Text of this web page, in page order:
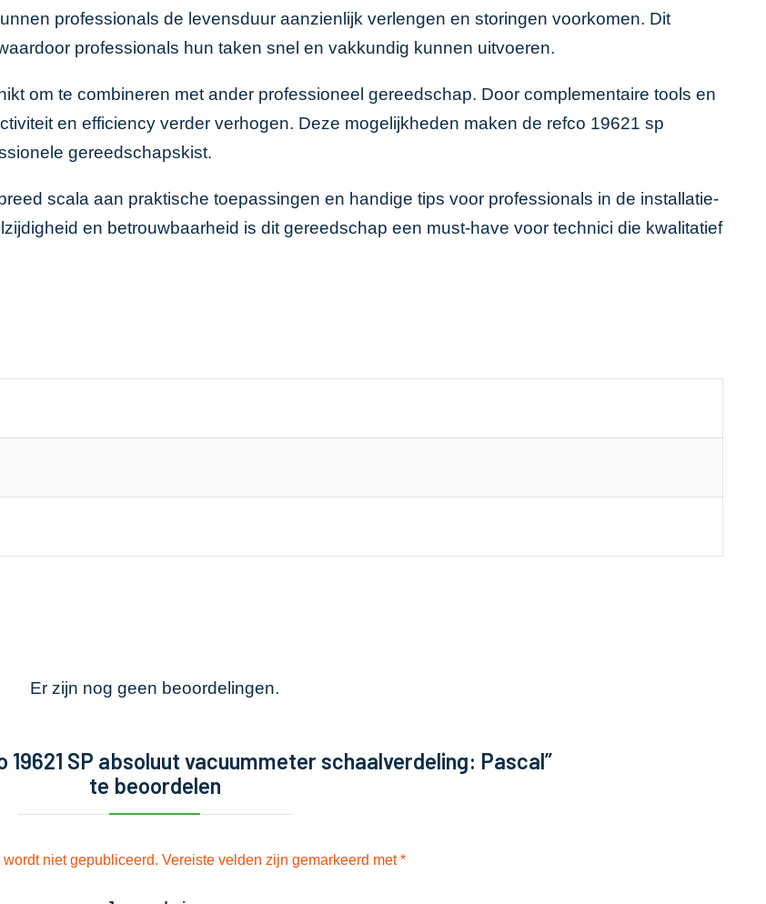
professionals de levensduur aanzienlijk verlengen en storingen voorkomen. Dit
professionals hun taken snel en vakkundig kunnen uitvoeren.
om te combineren met ander professioneel gereedschap. Door complementaire tools en
en efficiency verder verhogen. Deze mogelijkheden maken de refco 19621 sp
gereedschapskist.
scala aan praktische toepassingen en handige tips voor professionals in de installatie-
en betrouwbaarheid is dit gereedschap een must-have voor technici die kwalitatief
Er zijn nog geen beoordelingen.
19621 SP absoluut vacuummeter schaalverdeling: Pascal”
te beoordelen
niet gepubliceerd. Vereiste velden zijn gemarkeerd met*